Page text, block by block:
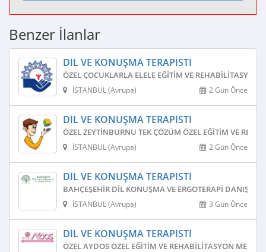
Benzer İlanlar
DIL VE KONUŞMA TERAPISTI
ÖZEL ÇOCUKLARLA ELELE EĞITIM VE REHABILITASYON
2 Gün Önce
İSTANBUL (Avrupa)
DIL VE KONUŞMA TERAPISTI
ÖZEL ZEYTINBURNU TEK ÇÖZÜM ÖZEL EĞITIM VE
2 Gün Önce
İSTANBUL (Avrupa)
DIL VE KONUŞMA TERAPISTI
BAHÇEŞEHIR DIL KONUŞMA VE ERGOTERAPI
3 Gün Önce
İSTANBUL (Avrupa)
DIL VE KONUŞMA TERAPISTI
ÖZEL AYDOS ÖZEL EĞITIM VE REHABILITASYON